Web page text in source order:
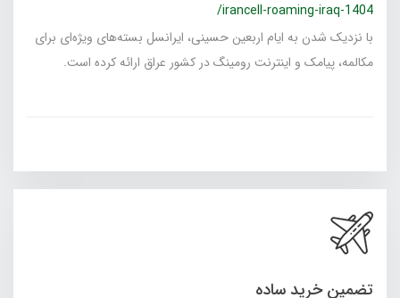
/irancell-roaming-iraq-1404
با نزدیک شدن به ایام اربعین حسینی، ایرانسل بسته‌های ویژه‌ای برای
مکالمه، پیامک و اینترنت رومینگ در کشور عراق ارائه کرده است.
تضمین خرید ساده